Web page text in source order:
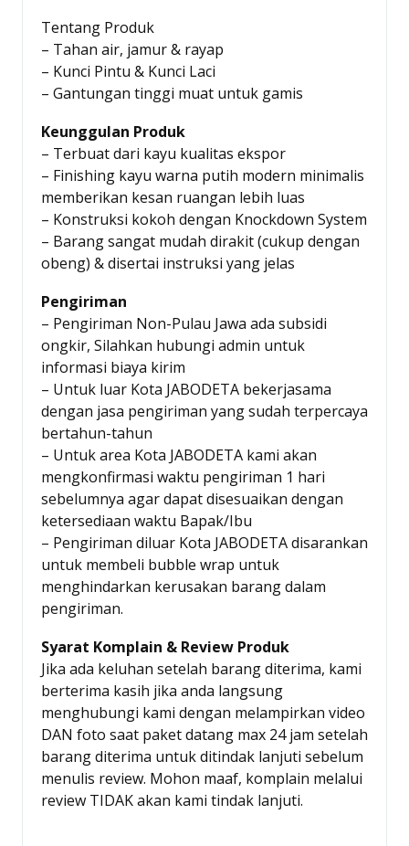
Tentang Produk
– Tahan air, jamur & rayap
– Kunci Pintu & Kunci Laci
– Gantungan tinggi muat untuk gamis
Keunggulan Produk
– Terbuat dari kayu kualitas ekspor
– Finishing kayu warna putih modern minimalis
memberikan kesan ruangan lebih luas
– Konstruksi kokoh dengan Knockdown System
– Barang sangat mudah dirakit (cukup dengan
obeng) & disertai instruksi yang jelas
Pengiriman
– Pengiriman Non-Pulau Jawa ada subsidi
ongkir, Silahkan hubungi admin untuk
informasi biaya kirim
– Untuk luar Kota JABODETA bekerjasama
dengan jasa pengiriman yang sudah terpercaya
bertahun-tahun
– Untuk area Kota JABODETA kami akan
mengkonfirmasi waktu pengiriman 1 hari
sebelumnya agar dapat disesuaikan dengan
ketersediaan waktu Bapak/Ibu
– Pengiriman diluar Kota JABODETA disarankan
untuk membeli bubble wrap untuk
menghindarkan kerusakan barang dalam
pengiriman.
Syarat Komplain & Review Produk
Jika ada keluhan setelah barang diterima, kami
berterima kasih jika anda langsung
menghubungi kami dengan melampirkan video
DAN foto saat paket datang max 24 jam setelah
barang diterima untuk ditindak lanjuti sebelum
menulis review. Mohon maaf, komplain melalui
review TIDAK akan kami tindak lanjuti.